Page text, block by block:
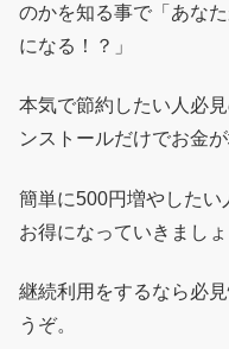
のかを知る事で「あな
になる！？」
本気で節約したい人必
ンストールだけでお金
簡単に500円増やした
お得になっていきましょ
継続利用をするなら必
うぞ。